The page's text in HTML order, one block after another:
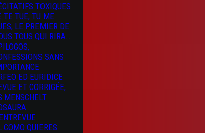
TOXIQUES
TE TUE, TU ME
LE PREMIER DE
TOUS QUI RIRA…
SANS
ED EURIDICE
ET CORRIGÉE,
MENSCHELT
COMO QUIERES